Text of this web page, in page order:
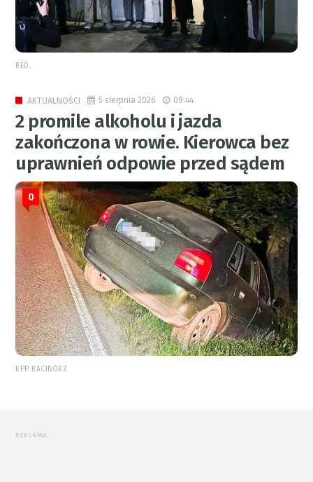
RED.
AKTUALNOŚCI 5 sierpnia 2026 09:44
2 promile alkoholu i jazda
zakończona w rowie. Kierowca bez
uprawnień odpowie przed sądem
0
KPP RACIBÓRZ
REKLAMA